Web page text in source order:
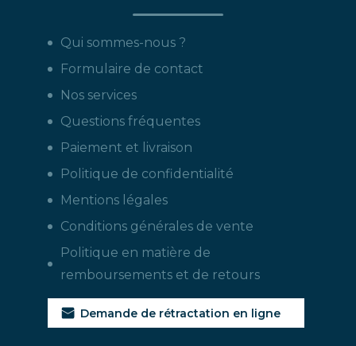
Qui sommes-nous ?
Formulaire de contact
Nos services
Questions fréquentes
Paiement et livraison
Politique de confidentialité
Mentions légales
Conditions générales de vente
Politique en matière de
remboursements et de retours
Demande de rétractation en ligne